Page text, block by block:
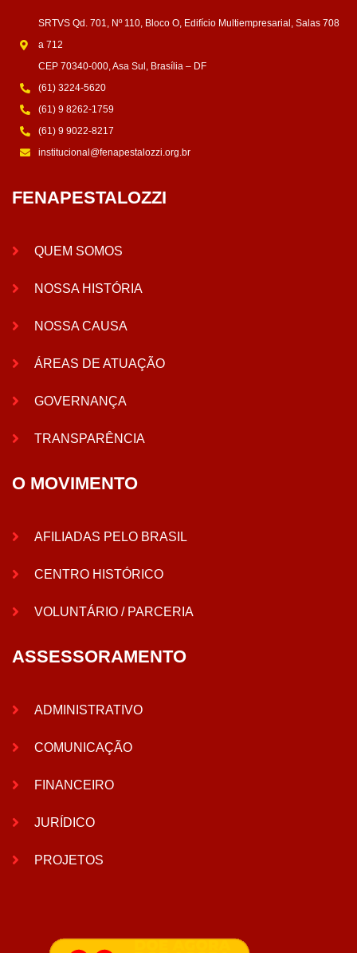
SRTVS Qd. 701, Nº 110, Bloco O, Edifício Multiempresarial, Salas 708
a 712
CEP 70340-000, Asa Sul, Brasília – DF
(61) 3224-5620
(61) 9 8262-1759
(61) 9 9022-8217
institucional@fenapestalozzi.org.br
FENAPESTALOZZI
QUEM SOMOS
NOSSA HISTÓRIA
NOSSA CAUSA
ÁREAS DE ATUAÇÃO
GOVERNANÇA
TRANSPARÊNCIA
O MOVIMENTO
AFILIADAS PELO BRASIL
CENTRO HISTÓRICO
VOLUNTÁRIO / PARCERIA
ASSESSORAMENTO
ADMINISTRATIVO
COMUNICAÇÃO
FINANCEIRO
JURÍDICO
PROJETOS